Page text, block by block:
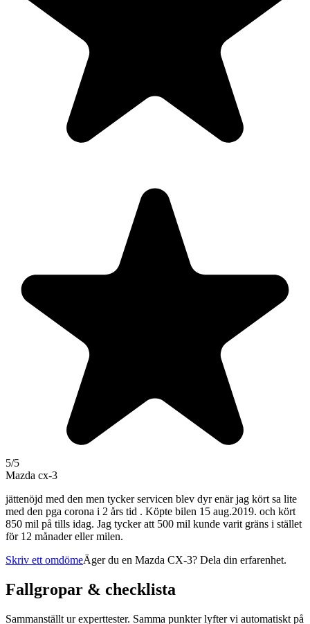
5/5
Mazda cx-3
jättenöjd med den men tycker servicen blev dyr enär jag kört sa lite
med den pga corona i 2 års tid . Köpte bilen 15 aug.2019. och kört
850 mil på tills idag. Jag tycker att 500 mil kunde varit gräns i stället
för 12 månader eller milen.
Skriv ett omdömeÄger du en Mazda CX-3? Dela din erfarenhet.
Fallgropar & checklista
Sammanställt ur experttester. Samma punkter lyfter vi automatiskt på